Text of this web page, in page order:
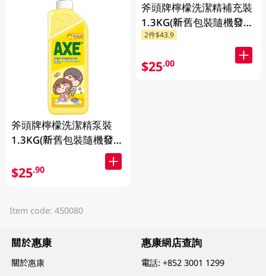
斧頭牌檸檬洗潔精泵裝
1.3KG(新舊包裝隨機發
$25.90
斧頭牌檸檬洗潔精補充裝
1.3KG(新舊包裝隨機發
送)
2件$43.9
$25.00
Item code: 450080
關於惠康
關於惠康
惠康網店查詢
電話:+852 3001 1299